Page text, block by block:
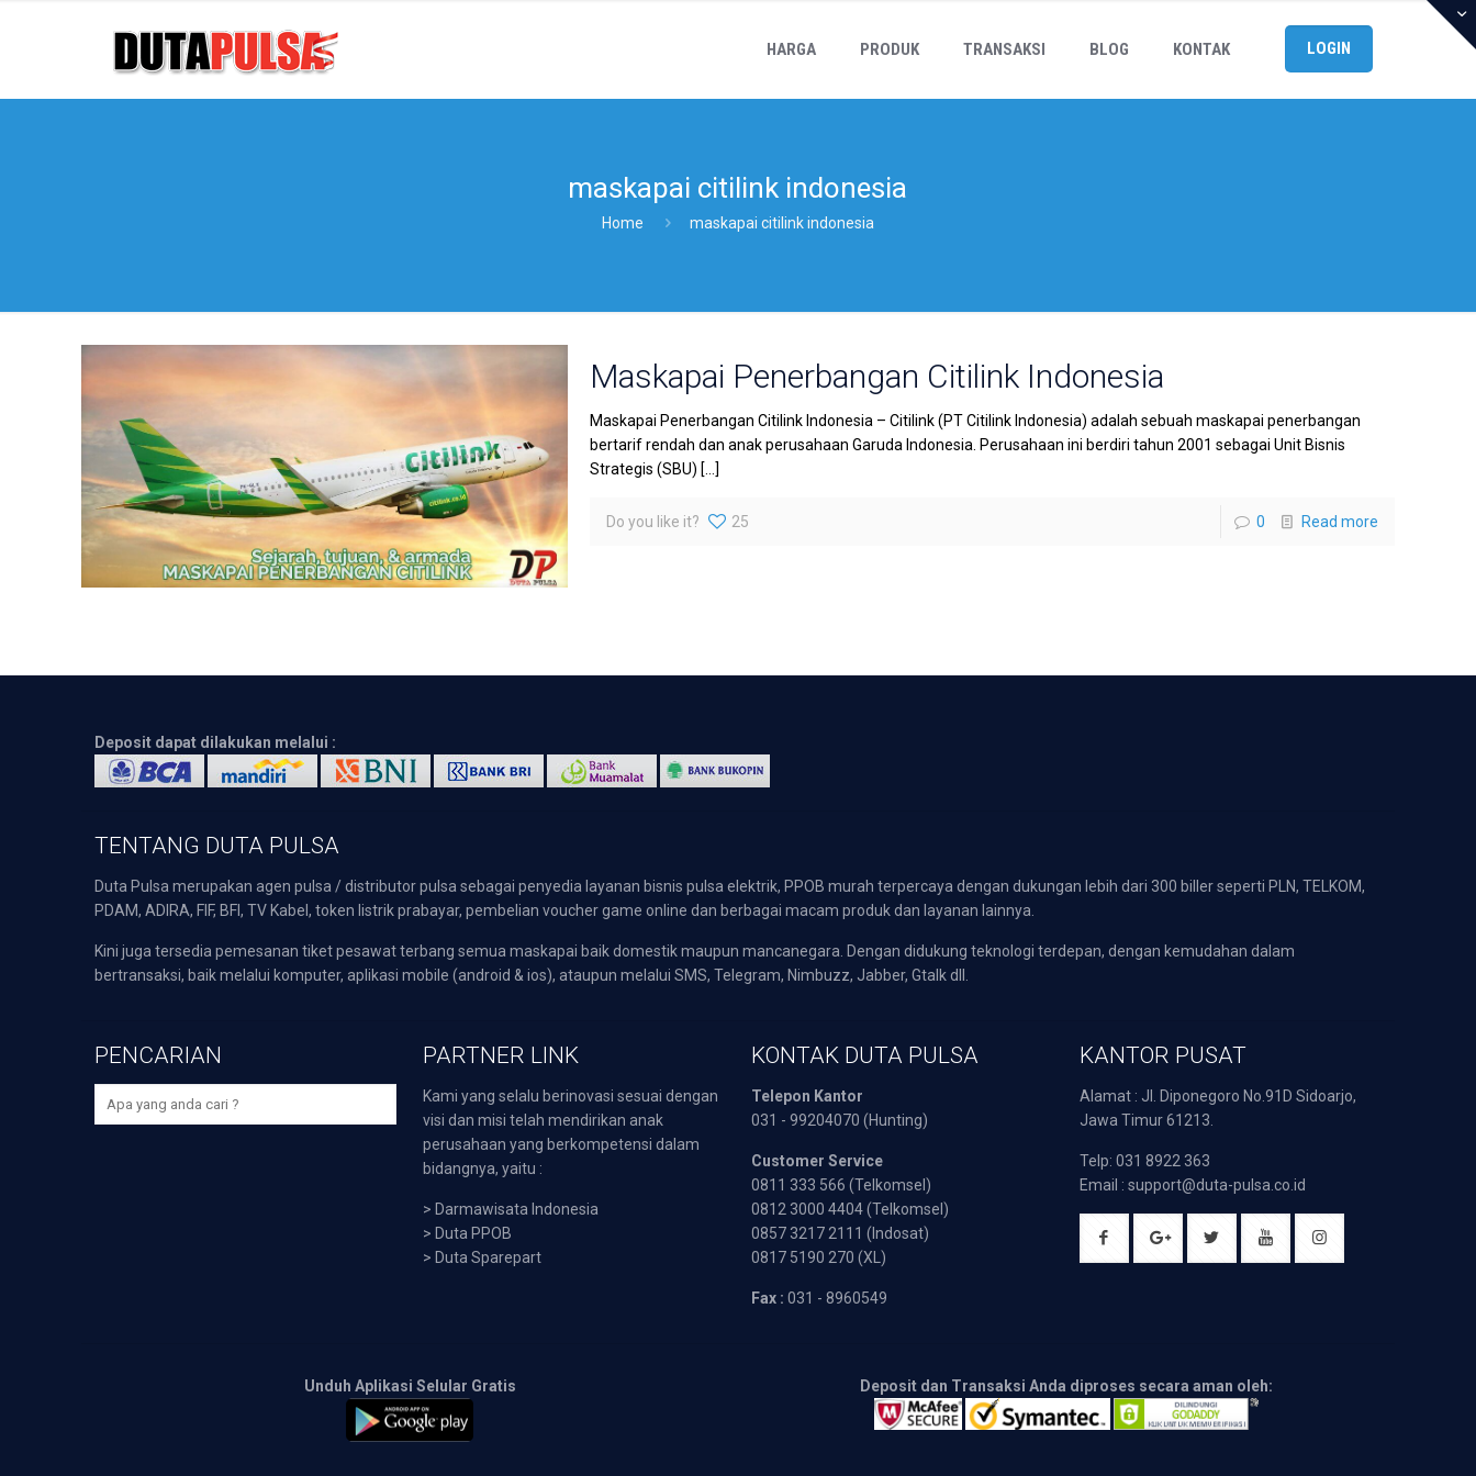
HARGA PRODUK TRANSAKSI BLOG KONTAK LOGIN
maskapai citilink indonesia
Home maskapai citilink indonesia
Maskapai Penerbangan Citilink Indonesia
Maskapai Penerbangan Citilink Indonesia – Citilink (PT Citilink Indonesia) adalah sebuah maskapai penerbangan
bertarif rendah dan anak perusahaan Garuda Indonesia. Perusahaan ini berdiri tahun 2001 sebagai Unit Bisnis
Strategis (SBU) […]
Do you like it? 25 0 Read more
Deposit dapat dilakukan melalui :
TENTANG DUTA PULSA
Duta Pulsa merupakan agen pulsa / distributor pulsa sebagai penyedia layanan bisnis pulsa elektrik, PPOB murah terpercaya dengan dukungan lebih dari 300 biller seperti PLN, TELKOM,
PDAM, ADIRA, FIF, BFI, TV Kabel, token listrik prabayar, pembelian voucher game online dan berbagai macam produk dan layanan lainnya.
Kini juga tersedia pemesanan tiket pesawat terbang semua maskapai baik domestik maupun mancanegara. Dengan didukung teknologi terdepan, dengan kemudahan dalam
bertransaksi, baik melalui komputer, aplikasi mobile (android & ios), ataupun melalui SMS, Telegram, Nimbuzz, Jabber, Gtalk dll.
PENCARIAN PARTNER LINK
Kami yang selalu berinovasi sesuai dengan
visi dan misi telah mendirikan anak
perusahaan yang berkompetensi dalam
bidangnya, yaitu :
> Darmawisata Indonesia
> Duta PPOB
> Duta Sparepart
KONTAK DUTA PULSA
Telepon Kantor
031 - 99204070 (Hunting)
Customer Service
0811 333 566 (Telkomsel)
0812 3000 4404 (Telkomsel)
0857 3217 2111 (Indosat)
0817 5190 270 (XL)
Fax : 031 - 8960549
KANTOR PUSAT
Alamat : Jl. Diponegoro No.91D Sidoarjo,
Jawa Timur 61213.
Telp: 031 8922 363
Email : support@duta-pulsa.co.id
Unduh Aplikasi Selular Gratis Deposit dan Transaksi Anda diproses secara aman oleh: